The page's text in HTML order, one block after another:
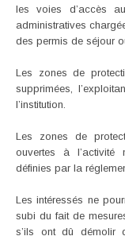
les voies d’accès
administratives
des permis de séjour
Les zones de
supprimées,
l’institution.
Les zones de
ouvertes à l’activité
définies par la
Les intéressés ne
subi du fait de
s’ils ont dû démolir